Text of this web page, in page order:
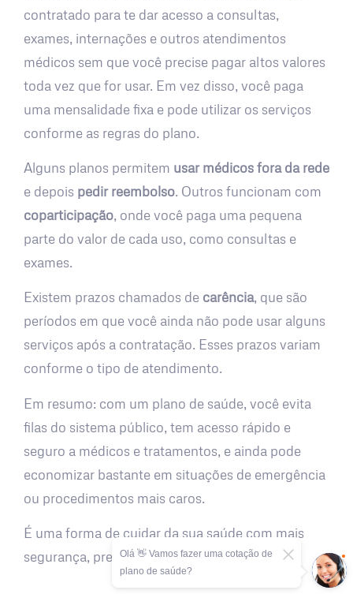
contratado para te dar acesso a consultas,
exames, internações e outros atendimentos
médicos sem que você precise pagar altos valores
toda vez que for usar. Em vez disso, você paga
uma mensalidade fixa e pode utilizar os serviços
conforme as regras do plano.
Alguns planos permitem usar médicos fora da rede
e depois pedir reembolso. Outros funcionam com
coparticipação, onde você paga uma pequena
parte do valor de cada uso, como consultas e
exames.
Existem prazos chamados de carência, que são
períodos em que você ainda não pode usar alguns
serviços após a contratação. Esses prazos variam
conforme o tipo de atendimento.
Em resumo: com um plano de saúde, você evita
filas do sistema público, tem acesso rápido e
seguro a médicos e tratamentos, e ainda pode
economizar bastante em situações de emergência
ou procedimentos mais caros.
É uma forma de cuidar da sua saúde com mais
segurança, previsibilidade e tranquilidade.
Olá 👋 Vamos fazer uma cotação de
plano de saúde?